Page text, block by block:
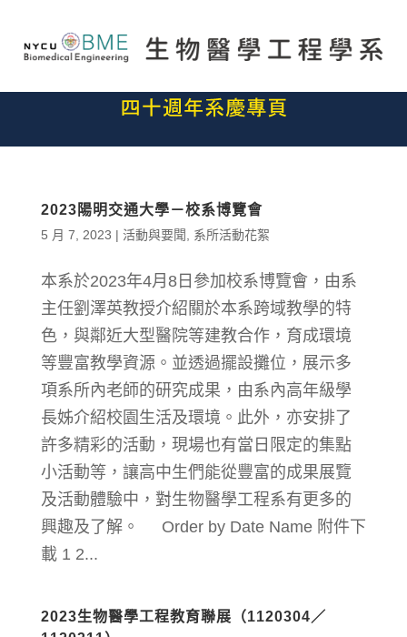
2023陽明交通大學－校系博覽會
5 月 7, 2023 | 活動與要聞 系所活動花絮
本系於2023年4月8日參加校系博覽會，由系
主任劉澤英教授介紹關於本系跨域教學的特
色，與鄰近大型醫院等建教合作，育成環境
等豐富教學資源。並透過擺設攤位，展示多
項系所內老師的研究成果，由系內高年級學
長姊介紹校園生活及環境。此外，亦安排了
許多精彩的活動，現場也有當日限定的集點
小活動等，讓高中生們能從豐富的成果展覽
及活動體驗中，對生物醫學工程系有更多的
興趣及了解。 Order by Date Name 附件下
載 1 2...
2023生物醫學工程教育聯展（1120304／